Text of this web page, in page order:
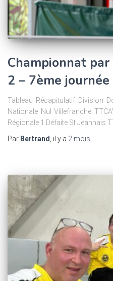
Championnat
2 – 7ème
Tableau Récapitulatif Division
Nationale Nul Villefranche
Régionale 1 Défaite St Jeannais
Par Bertrand , il y a 2 mois